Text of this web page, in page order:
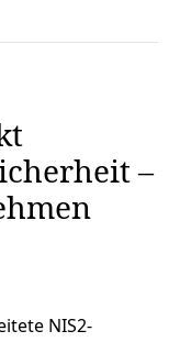
–
NIS2-